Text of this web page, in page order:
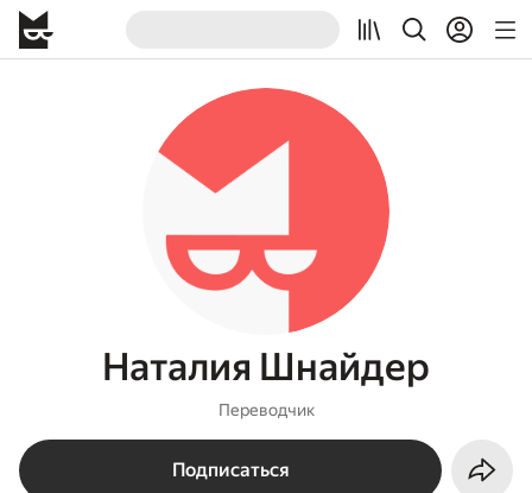
Наталия Шнайдер
Переводчик
Подписаться